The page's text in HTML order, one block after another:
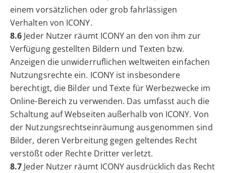
einem vorsätzlichen oder grob fahrlässigen
Verhalten von ICONY.
8.6 Jeder Nutzer räumt ICONY an den von ihm zur
Verfügung gestellten Bildern und Texten bzw.
Anzeigen die unwiderruflichen weltweiten einfachen
Nutzungsrechte ein. ICONY ist insbesondere
berechtigt, die Bilder und Texte für Werbezwecke im
Online-Bereich zu verwenden. Das umfasst auch die
Schaltung auf Webseiten außerhalb von ICONY. Von
der Nutzungsrechtseinräumung ausgenommen sind
Bilder, deren Verbreitung gegen geltendes Recht
verstößt oder Rechte Dritter verletzt.
8.7 Jeder Nutzer räumt ICONY ausdrücklich das Recht